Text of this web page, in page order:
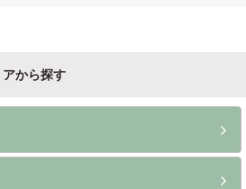
から探す